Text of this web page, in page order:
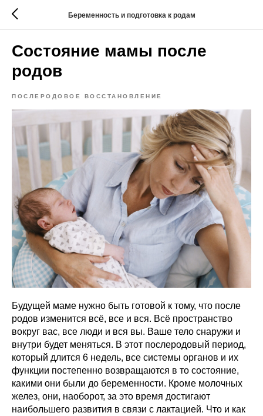
Беременность и подготовка к родам
Состояние мамы после
родов
ПОСЛЕРОДОВОЕ ВОССТАНОВЛЕНИЕ
Будущей маме нужно быть готовой к тому, что после
родов изменится всё, все и вся. Всё пространство
вокруг вас, все люди и вся вы. Ваше тело снаружи и
внутри будет меняться. В этот послеродовый период,
который длится 6 недель, все системы органов и их
функции постепенно возвращаются в то состояние,
какими они были до беременности. Кроме молочных
желез, они, наоборот, за это время достигают
наибольшего развития в связи с лактацией. Что и как